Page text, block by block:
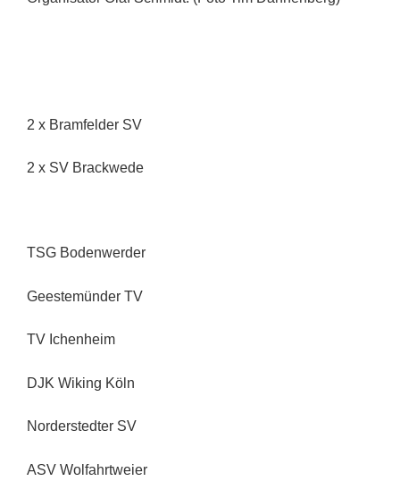
2 x Bramfelder SV
2 x SV Brackwede
TSG Bodenwerder
Geestemünder TV
TV Ichenheim
DJK Wiking Köln
Norderstedter SV
ASV Wolfahrtweier